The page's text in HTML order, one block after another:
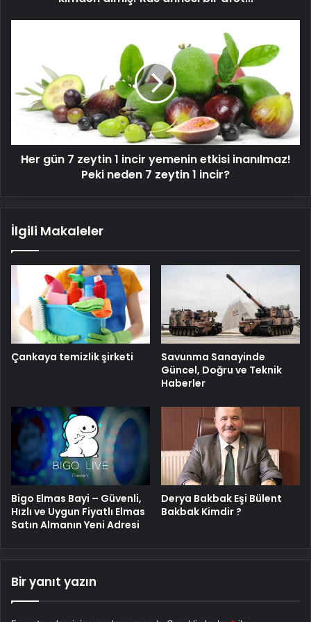
incir
yemenin
inanılmaz!
Peki
incir?
Her gün 7 zeytin 1 incir yemenin etkisi inanılmaz!
Peki neden 7 zeytin 1 incir?
İlgili Makaleler
Çankaya temizlik şirketi
Savunma Sanayinde
Güncel, Doğru ve Teknik
Haberler
Bigo Elmas Bayi – Güvenli,
Hızlı ve Uygun Fiyatlı Elmas
Satın Almanın Yeni Adresi
Derya Bakbak Eşi Bülent
Bakbak Kimdir ?
Bir yanıt yazın